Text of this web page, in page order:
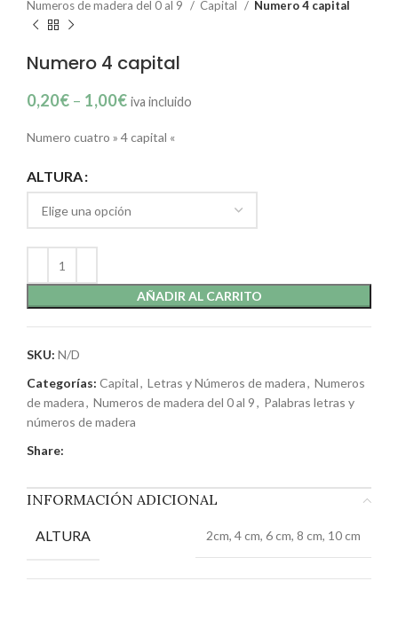
Numeros de madera del 0 al 9
Capital Numero 4 capital
Numero 4 capital
0,20€ – 1,00€ iva incluido
Numero cuatro » 4 capital «
ALTURA
AÑADIR AL CARRITO
SKU: N/D
Categorías: Capital, Letras y Números de madera, Numeros
de madera, Numeros de madera del 0 al 9, Palabras letras y
números de madera
Share:
INFORMACIÓN ADICIONAL
ALTURA 2cm, 4 cm, 6 cm, 8 cm, 10 cm